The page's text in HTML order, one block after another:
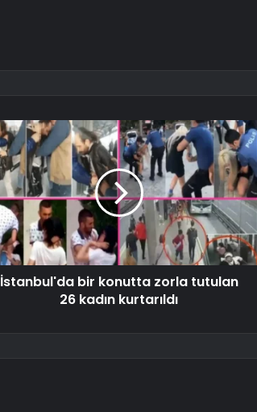
İstanbul'da bir konutta zorla tutulan
26 kadın kurtarıldı